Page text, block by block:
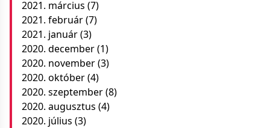
2021. március (7)
2021. február(7)
2021. január(3)
2020. december(1)
2020. november(3)
2020. október(4)
2020. szeptember(8)
2020. augusztus (4)
2020. július (3)